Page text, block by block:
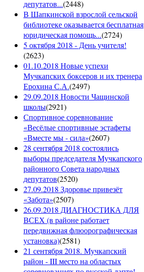
депутатов...(2448)
В Шапкинской взрослой сельской
библиотеке оказывается бесплатная
юридическая помощь...(2724)
5 октября 2018 - День учителя!
(2623)
01.10.2018 Новые успехи
Мучкапских боксеров и их тренера
Ерохина С.А.(2497)
29.09.2018 Новости Чащинской
школы(2921)
Спортивное соревнование
«Весёлые спортивные эстафеты
«Вместе мы - сила»(2607)
28 сентября 2018 состоялись
выборы председателя Мучкапского
районного Совета народных
депутатов(2520)
27.09.2018 Здоровье привезёт
«Забота»(2507)
26.09.2018 ДИАГНОСТИКА ДЛЯ
ВСЕХ (в районе работает
передвижная флюорографическая
установка)(2581)
21 сентября 2018. Мучкапский
район - III место на областых